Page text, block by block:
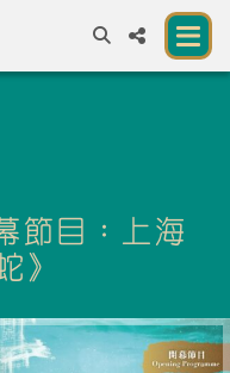
華文化的新場館
中華文化節 2026
展覽及活動
節目：上海
》